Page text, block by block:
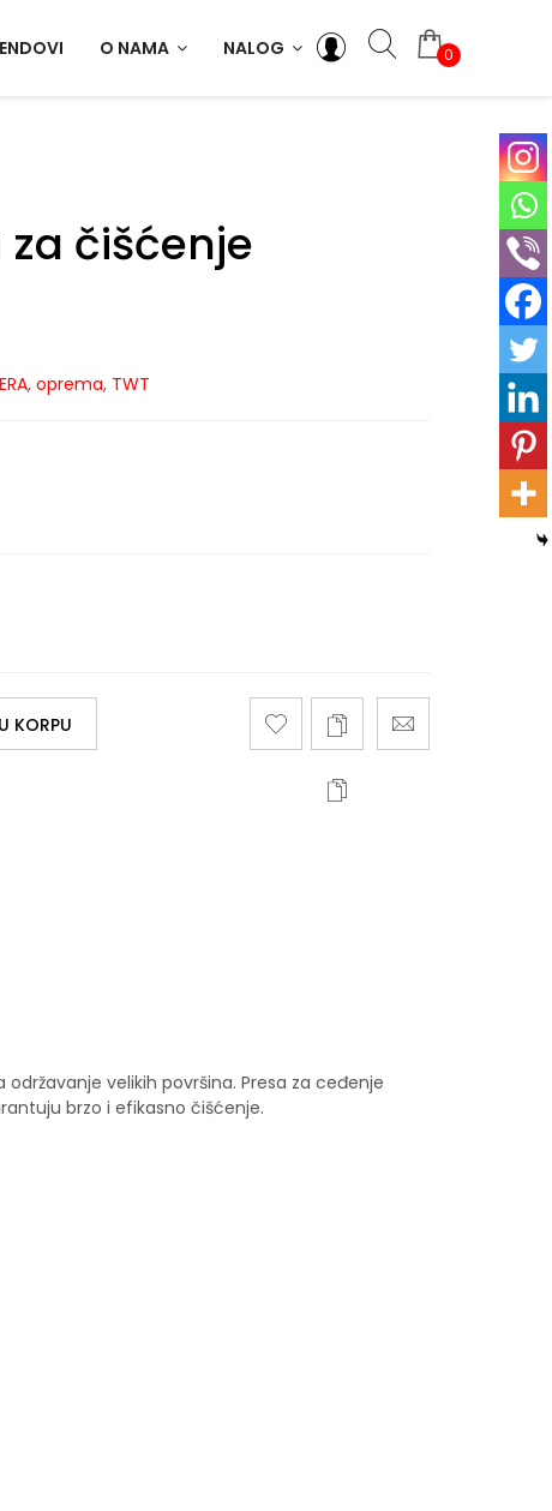
O NAMA NALOG 0
za čišćenje
, oprema, TWT
KORPU
velikih površina. Presa za ceđenje
brzo i efikasno čišćenje.